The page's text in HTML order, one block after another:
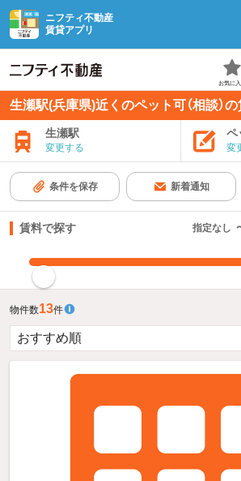
ニフティ不動産
賃貸アプリ
お気に
生瀬駅(兵庫県)近くのペット可（相談）
生瀬駅
変更する
ペ
変
条件を保存 新着通知
賃料で探す 指定なし
物件数13件